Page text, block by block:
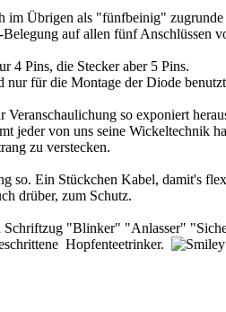
im Übrigen als "fünfbeinig"
auf allen fünf Anschlüssen
4 Pins, die Stecker aber 5 Pins.
für die Montage der Diode
so exponiert
jeder von uns seine Wickeltechnik
zu verstecken.
so. Ein Stückchen Kabel, damit's
drüber, zum Schutz.
Schriftzug "Blinker" "Anlasser"
Hopfenteetrinker.